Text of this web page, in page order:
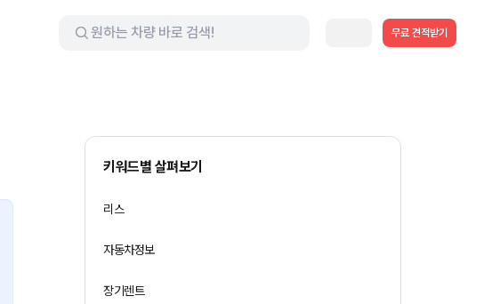
무료 견적받기
키워드별 살펴보기
리스
자동차정보
장기렌트